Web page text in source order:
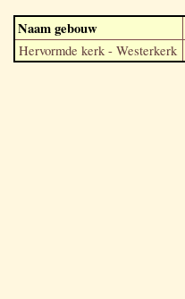
Naam gebouw
Hervormde kerk - Westerkerk